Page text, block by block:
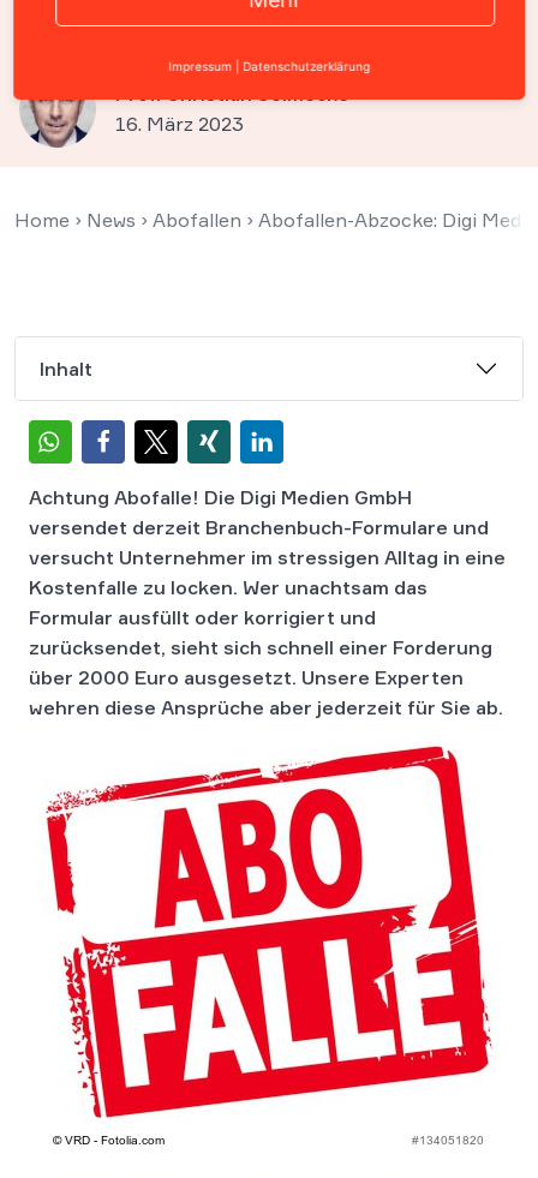
Branchenbuch-Schreiben
Prof. Christian Solmecke
16. März 2023
Home › News › Abofallen › Abofallen-Abzocke: Digi
Inhalt
Achtung Abofalle! Die Digi Medien GmbH
versendet derzeit Branchenbuch-Formulare und
versucht Unternehmer im stressigen Alltag in eine
Kostenfalle zu locken. Wer unachtsam das
Formular ausfüllt oder korrigiert und
zurücksendet, sieht sich schnell einer Forderung
über 2000 Euro ausgesetzt. Unsere Experten
wehren diese Ansprüche aber jederzeit für Sie ab.
Impressum Datenschutzerklärung